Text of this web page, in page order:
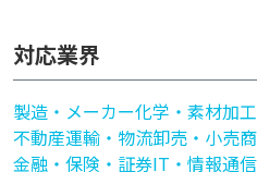
対応業界
製造・メーカー化学・素材加工
不動産運輸・物流卸売・小売
金融・保険・証券IT・情報通信